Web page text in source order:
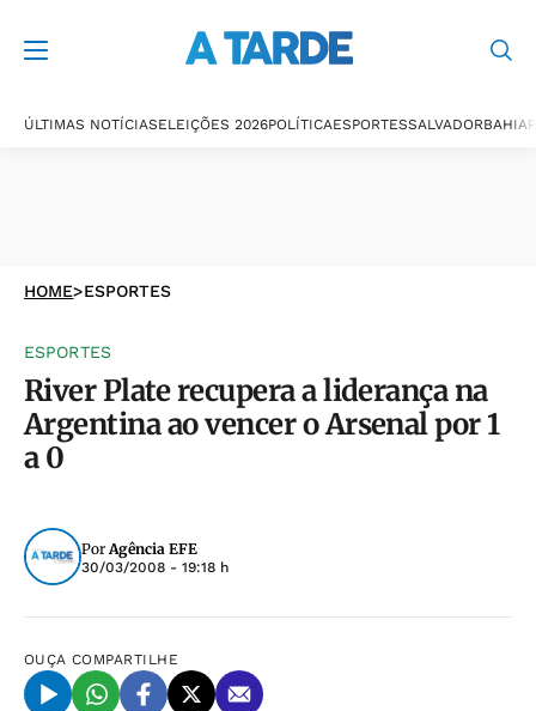
ÚLTIMAS NOTÍCIASELEIÇÕES 2026POLÍTICAESPORTESSALVADORBAHIA
HOME>ESPORTES
ESPORTES
River Plate recupera a liderança na
Argentina ao vencer o Arsenal por 1
a 0
PorAgência EFE
30/03/2008 - 19:18 h
OUÇA COMPARTILHE